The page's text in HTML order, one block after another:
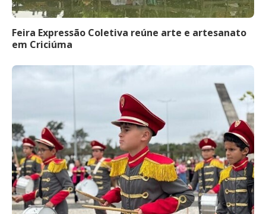
Feira Expressão Coletiva reúne arte e artesanato
em Criciúma